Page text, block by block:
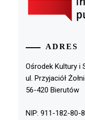
ADRES
Ośrodek Kultury i
ul. Przyjaciół
56-420 Bierutów
NIP: 911-182-80-